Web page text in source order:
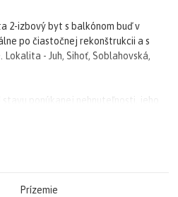
2-izbový byt s balkónom buď v
po čiastočnej rekonštrukcii a s
- Juh, Sihoť, Soblahovská,
ponúkanej nehnuteľnosti, jeho
halbarth@astonreal.sk
Prízemie